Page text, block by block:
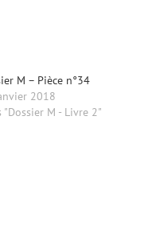
M – Pièce n°34
2018
"Dossier M - Livre 2"